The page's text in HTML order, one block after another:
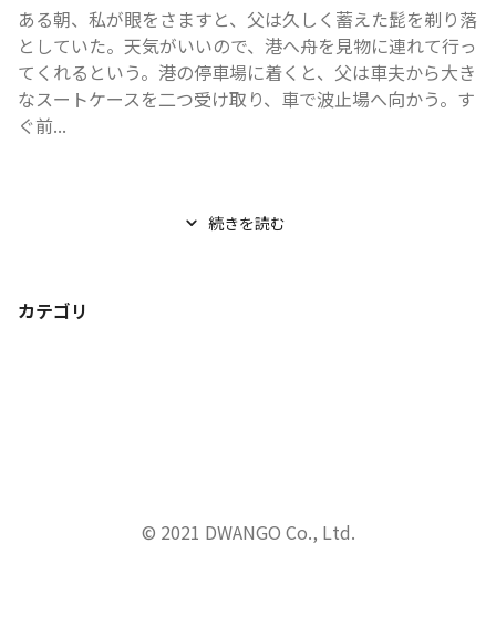
ある朝、私が眼をさますと、父は久しく蓄えた髭を剃り落
としていた。天気がいいので、港へ舟を見物に連れて行っ
てくれるという。港の停車場に着くと、父は車夫から大き
なスートケースを二つ受け取り、車で波止場へ向かう。す
ぐ前...
続きを読む
カテゴリ
© 2021 DWANGO Co., Ltd.